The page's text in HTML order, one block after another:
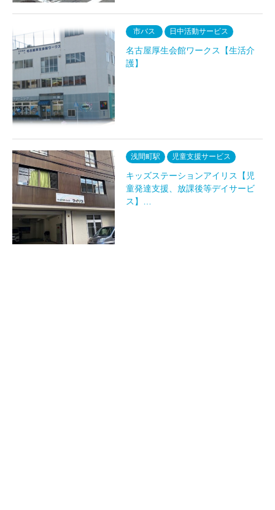
市バス 日中活動サービス
名古屋厚生会館ワークス【生活介
護】
浅間町駅 児童支援サービス
キッズステーションアイリス【児
童発達支援、放課後等デイサービ
ス】…